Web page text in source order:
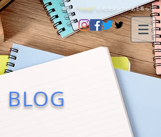
毎日に"happy" を-社交ダンスのある暮らし-
BLOG